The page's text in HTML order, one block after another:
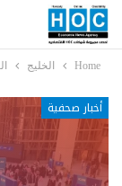
Home الخليج
أخبار صحفية